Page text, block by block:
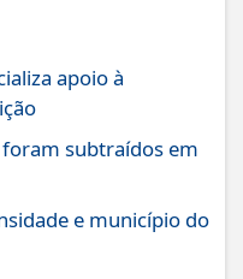
apoio à
subtraídos em
e município do